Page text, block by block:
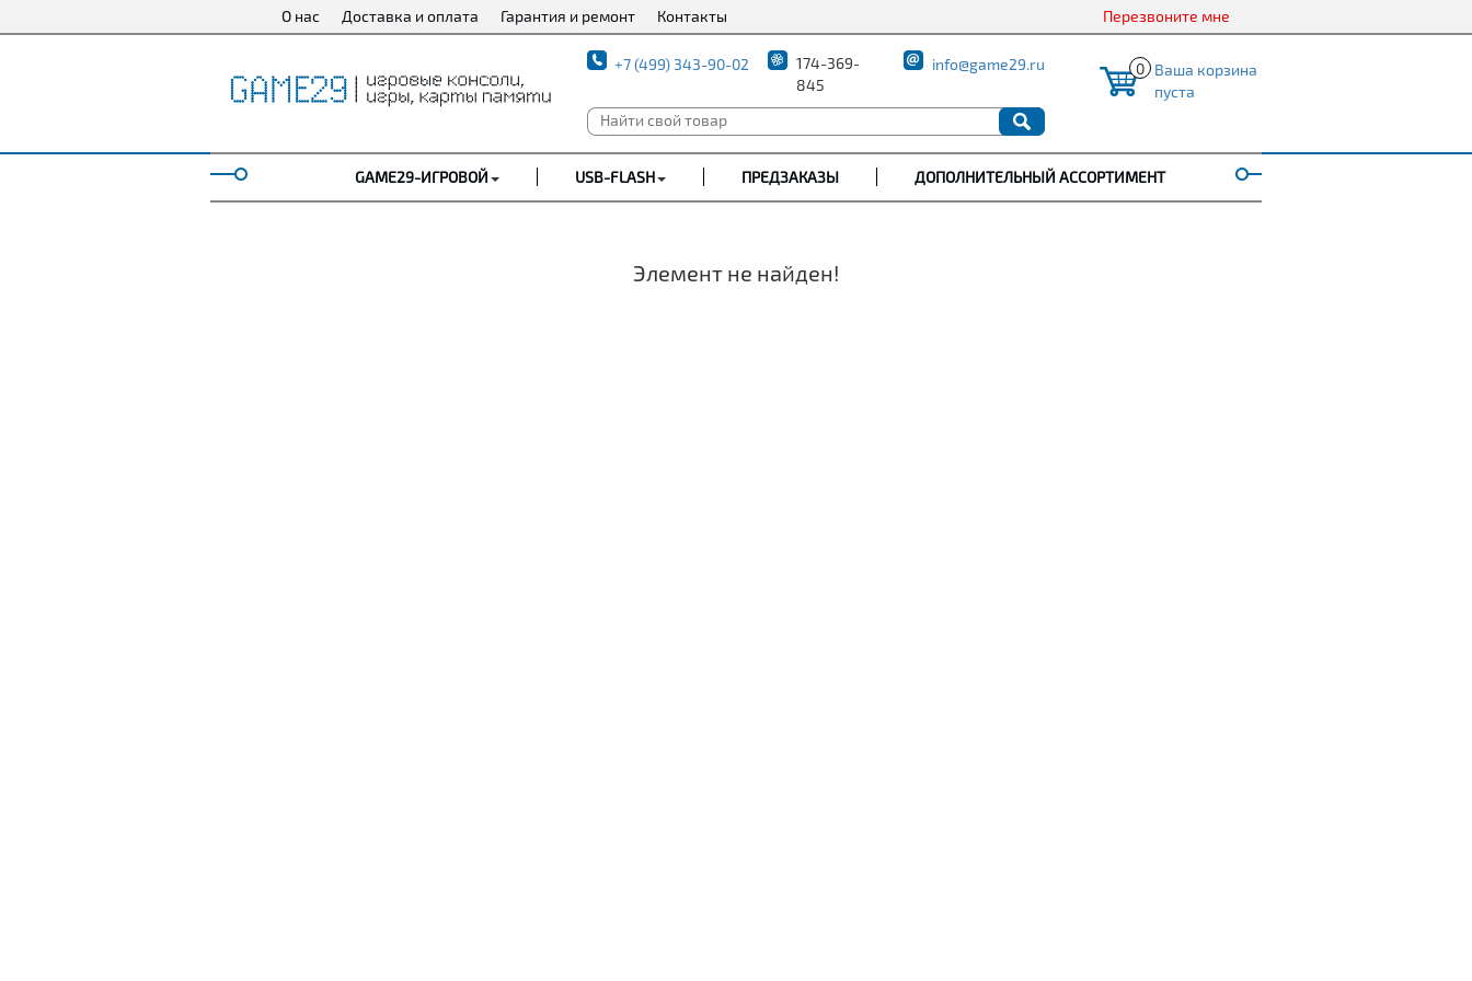
О нас Доставка и оплата Гарантия и ремонт Контакты Перезвоните мне
+7 (499) 343-90-02
174-369-
845
info@game29.ru 0 Ваша корзина
пуста
GAME29-ИГРОВОЙ USB-FLASH ПРЕДЗАКАЗЫ ДОПОЛНИТЕЛЬНЫЙ АССОРТИМЕНТ
Элемент не найден!